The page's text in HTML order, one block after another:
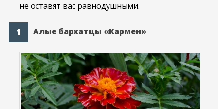
не оставят вас равнодушными.
Алые бархатцы «Кармен»